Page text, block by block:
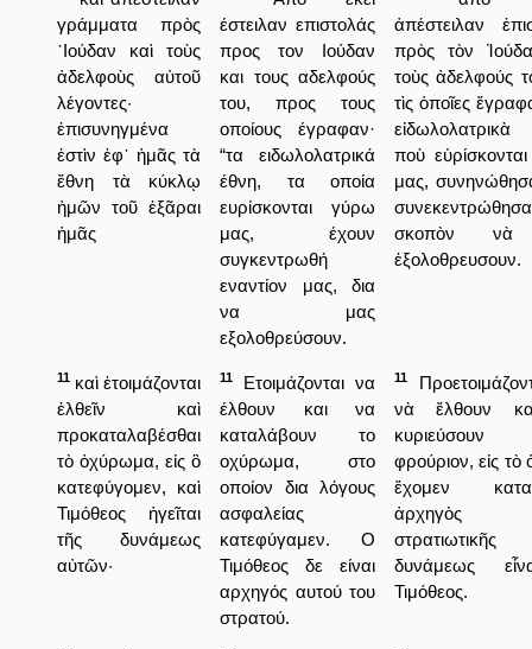
γράμματα πρὸς
᾿Ιούδαν καὶ τοὺς
ἀδελφοὺς αὐτοῦ
λέγοντες·
ἐπισυνηγμένα
ἐστὶν ἐφ᾿ ἡμᾶς τὰ
ἔθνη τὰ κύκλῳ
ἡμῶν τοῦ ἐξᾶραι
ἡμᾶς
έστειλαν επιστολάς
προς τον Ιούδαν
και τους αδελφούς
του, προς τους
οποίους έγραφαν·
“τα ειδωλολατρικά
έθνη, τα οποία
ευρίσκονται γύρω
μας, έχουν
συγκεντρωθή
εναντίον μας, δια
να μας
εξολοθρεύσουν.
ἀπέστειλαν
πρὸς τὸν
τοὺς ἀδελφούς
τὶς ὁποῖες
ποὺ
μας,
σκοπὸν νὰ
ἐξολοθρευσουν.
11 καὶ ἑτοιμάζονται
ἐλθεῖν καὶ
προκαταλαβέσθαι
τὸ ὀχύρωμα, εἰς ὃ
κατεφύγομεν, καὶ
Τιμόθεος ἡγεῖται
τῆς δυνάμεως
αὐτῶν·
11
Ετοιμάζονται να
έλθουν και να
καταλάβουν το
οχύρωμα, στο
οποίον δια λόγους
ασφαλείας
κατεφύγαμεν. Ο
Τιμόθεος δε είναι
αρχηγός αυτού του
στρατού.
11
νὰ ἔλθουν
φρούριον, εἰς τὸ
ἔχομεν
ἀρχηγὸς
δυνάμεως
Τιμόθεος.